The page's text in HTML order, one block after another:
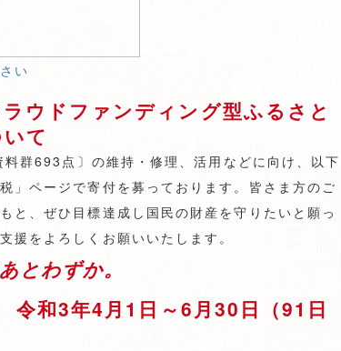
い
ウドファンディング型ふるさと
ついて
料群693点〕の維持・修理、活用などに向け、以下
」ページで寄付を募っております。皆さま方のご
と、ぜひ目標達成し国民の財産を守りたいと願っ
援をよろしくお願いいたします。
とわずか。
和3年4月1日～6月30日（91日